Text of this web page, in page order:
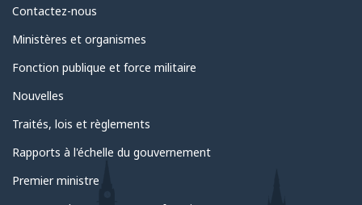
Au
sujet
du
gouvernement
Contactez-nous
Ministères et organismes
Fonction publique et force militaire
Nouvelles
Traités, lois et règlements
Rapports à l'échelle du gouvernement
Premier ministre